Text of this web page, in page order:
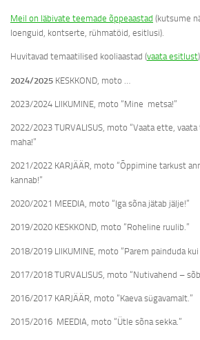
Meil on läbivate teemade õppeaastad (kutsume
loenguid, kontserte, rühmatöid, esitlusi).
Huvitavad temaatilised kooliaastad (vaata esitlust
2024/2025 KESKKOND, moto …
2023/2024 LIIKUMINE, moto “Mine metsa!”
2022/2023 TURVALISUS, moto “Vaata ette,
maha!”
2021/2022 KARJÄÄR, moto “Õppimine tarkust
kannab!”
2020/2021 MEEDIA, moto “Iga sõna jätab jälje!”
2019/2020 KESKKOND, moto “Roheline ruulib.”
2018/2019 LIIKUMINE, moto “Parem painduda kui
2017/2018 TURVALISUS, moto “Nutivahend –
2016/2017 KARJÄÄR, moto “Kaeva sügavamalt.”
2015/2016 MEEDIA, moto “Ütle sõna sekka.”